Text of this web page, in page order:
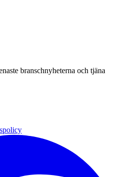
branschnyheterna och tjäna